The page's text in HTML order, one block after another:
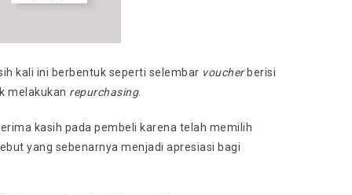
kali ini berbentuk seperti selembar voucher berisi
melakukan repurchasing.
kasih pada pembeli karena telah memilih
yang sebenarnya menjadi apresiasi bagi